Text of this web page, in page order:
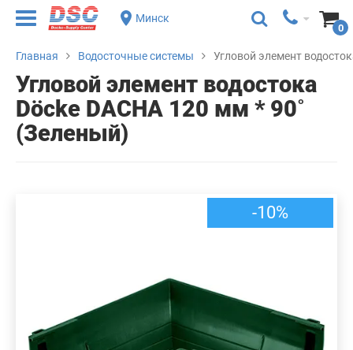
Минск
0
Главная Водосточные системы Угловой элемент
Угловой элемент водостока
Döcke DACHA 120 мм * 90˚
(Зеленый)
-10%